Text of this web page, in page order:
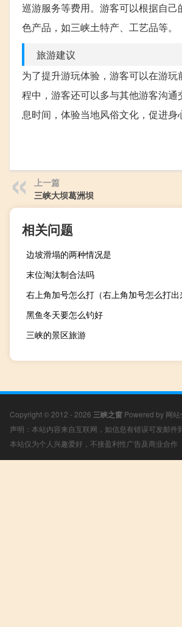
巡游服务等费用。游客可以根据自
色产品，如三峡土特产、工艺品等。
旅游建议
为了提升游玩体验，游客可以在游
程中，游客还可以多与其他游客沟
息时间，体验当地风俗文化，促进身
上一篇
三峡大坝葛洲坝
相关问题
边坡滑塌的两种情况是
末位淘汰制合法吗
右上角加号怎么打（右上角加号怎么打出
黑鱼冬天要怎么钓好
三峡的景区旅游
Copyright © 2012 - 2026 三峡之窗 Powered by 网
声明：本站内容来自互联网，如信息有错误可发邮
本站仅为个人兴趣爱好，不接盈利性广告及商业合作